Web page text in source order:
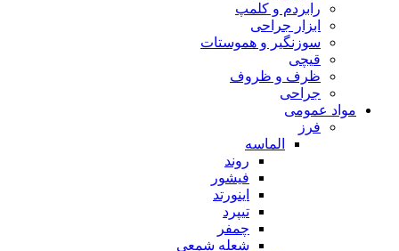
رابردم و کلمپ
ابزار جراحی
سوزنگیر و هموستات
قیچی
ظرف و ظروف
جراحی
مواد عمومی
فرز
الماسه
روند
فیشور
اینورتد
تیپرد
چمفر
شعله شمعی